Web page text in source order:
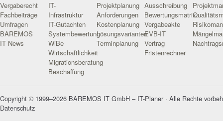
Vergaberecht
Fachbeiträge
Umfragen
BAREMOS
IT News
IT-
Infrastruktur
IT-Gutachten
Systembewertung
WiBe
Wirtschaftlichkeit
Migrationsberatung
Beschaffung
Projektplanung
Anforderungen
Kostenplanung
Lösungsvarianten
Terminplanung
Ausschreibung
Bewertungsmatrix
Vergabeakte
EVB-IT
Vertrag
Fristenrechner
Copyright © 1999–2026 BAREMOS IT GmbH – IT-Planer · Alle Rechte
Datenschutz